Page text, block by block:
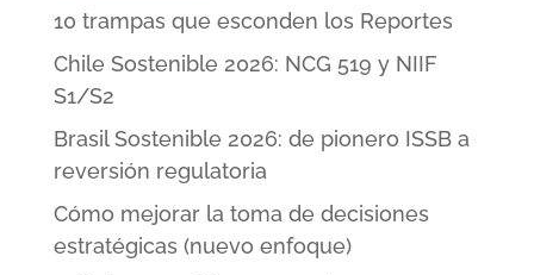
10 trampas que esconden los Reportes
Chile Sostenible 2026: NCG 519 y NIIF
S1/S2
Brasil Sostenible 2026: de pionero ISSB a
reversión regulatoria
Cómo mejorar la toma de decisiones
estratégicas (nuevo enfoque)